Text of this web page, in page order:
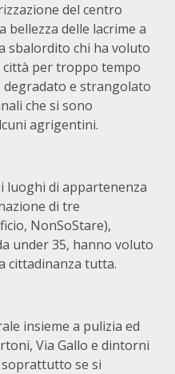
del centro
bellezza delle lacrime a
sbalordito chi ha voluto
città per troppo tempo
e strangolato
che si sono
agrigentini.
luoghi di appartenenza
di tre
NonSoStare),
under 35, hanno voluto
cittadinanza tutta.
insieme a pulizia ed
Via Gallo e dintorni
se si